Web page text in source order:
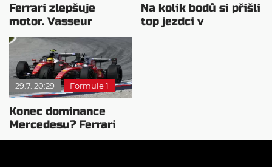
Ferrari zlepšuje
motor. Vasseur
chystá útok na
Mercedes
Na kolik bodů si přišli
top jezdci v
29.7. 20:29 Formule 1
Konec dominance
Mercedesu? Ferrari
se chystá vycenit